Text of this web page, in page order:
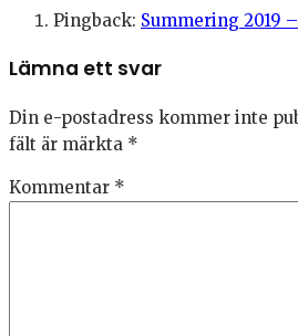
Pingback: Summering 2019
Lämna ett svar
Din e-postadress kommer inte
fält är märkta *
Kommentar *